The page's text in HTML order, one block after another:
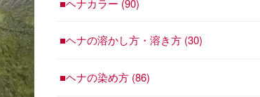
■ヘナの溶かし方・溶き方 (30)
■ヘナの染め方 (86)